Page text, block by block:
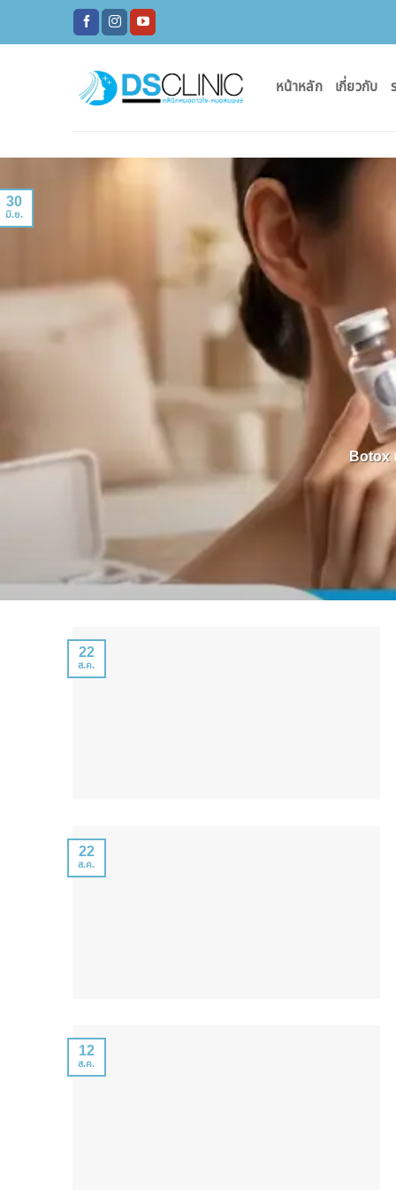
หน้าหลัก เกี่ยวกับ
Botox
30
มิ.ย.
22
ส.ค.
22
ส.ค.
12
ส.ค.